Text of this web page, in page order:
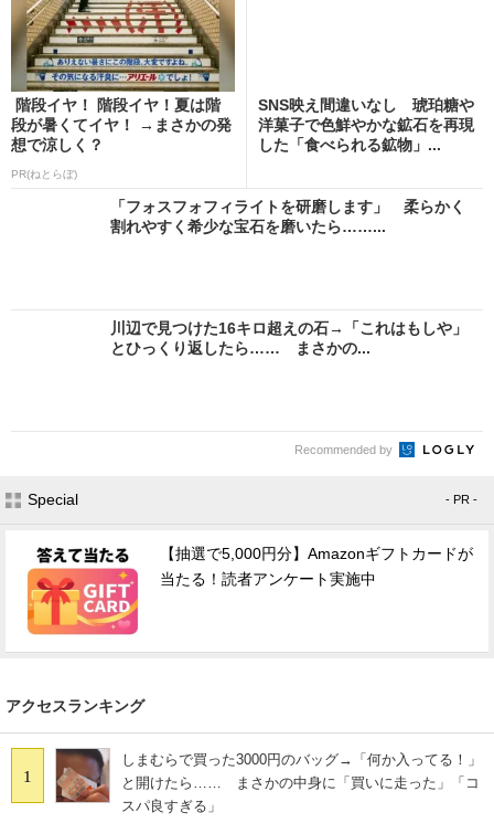
階段イヤ！ 階段イヤ！夏は階
段が暑くてイヤ！ →まさかの発
想で涼しく？
PR(ねとらぼ)
SNS映え間違いなし 琥珀糖や
洋菓子で色鮮やかな鉱石を再現
した「食べられる鉱物」...
「フォスフォフィライトを研磨します」 柔らかく
割れやすく希少な宝石を磨いたら……...
川辺で見つけた16キロ超えの石→「これはもしや」
とひっくり返したら…… まさかの...
Recommended by
Special - PR -
【抽選で5,000円分】Amazonギフトカードが
当たる！読者アンケート実施中
アクセスランキング
1
しまむらで買った3000円のバッグ→「何か入ってる！」
と開けたら…… まさかの中身に「買いに走った」「コ
スパ良すぎる」